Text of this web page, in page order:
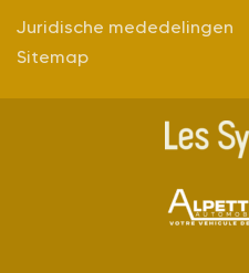
Juridische mededelingen
Sitemap